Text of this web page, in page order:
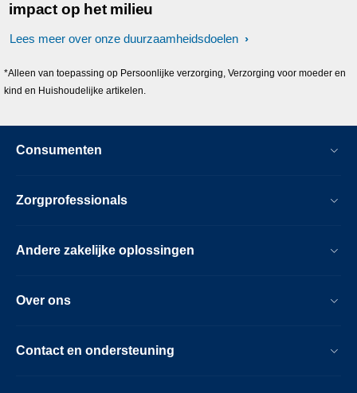
impact op het milieu
Lees meer over onze duurzaamheidsdoelen
*Alleen van toepassing op Persoonlijke verzorging, Verzorging voor moeder en
kind en Huishoudelijke artikelen.
Consumenten
Zorgprofessionals
Andere zakelijke oplossingen
Over ons
Contact en ondersteuning